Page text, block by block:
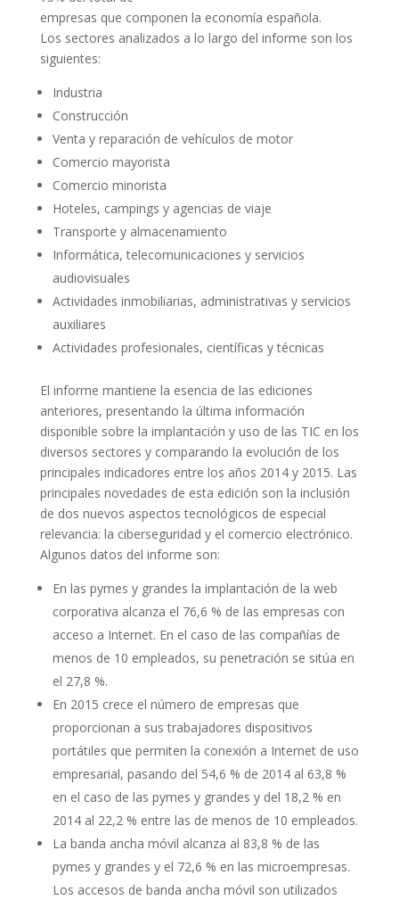
empresas que componen la economía española.
Los sectores analizados a lo largo del informe son los
siguientes:
Industria
Construcción
Venta y reparación de vehículos de motor
Comercio mayorista
Comercio minorista
Hoteles, campings y agencias de viaje
Transporte y almacenamiento
Informática, telecomunicaciones y servicios
audiovisuales
Actividades inmobiliarias, administrativas y servicios
auxiliares
Actividades profesionales, científicas y técnicas
El informe mantiene la esencia de las ediciones
anteriores, presentando la última información
disponible sobre la implantación y uso de las TIC en los
diversos sectores y comparando la evolución de los
principales indicadores entre los años 2014 y 2015. Las
principales novedades de esta edición son la inclusión
de dos nuevos aspectos tecnológicos de especial
relevancia: la ciberseguridad y el comercio electrónico.
Algunos datos del informe son:
En las pymes y grandes la implantación de la web
corporativa alcanza el 76,6 % de las empresas con
acceso a Internet. En el caso de las compañías de
menos de 10 empleados, su penetración se sitúa en
el 27,8 %.
En 2015 crece el número de empresas que
proporcionan a sus trabajadores dispositivos
portátiles que permiten la conexión a Internet de uso
empresarial, pasando del 54,6 % de 2014 al 63,8 %
en el caso de las pymes y grandes y del 18,2 % en
2014 al 22,2 % entre las de menos de 10 empleados.
La banda ancha móvil alcanza al 83,8 % de las
pymes y grandes y el 72,6 % en las microempresas.
Los accesos de banda ancha móvil son utilizados